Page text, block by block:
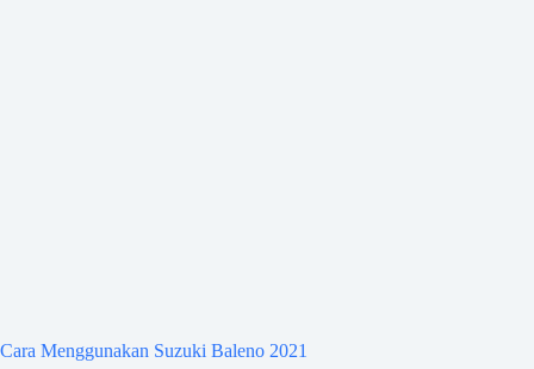
Cara Menggunakan Suzuki Baleno 2021